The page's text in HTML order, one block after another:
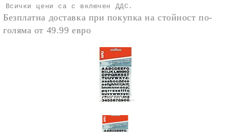
Всички цени са с включен ДДС.
Безплатна доставка при покупка на стойност по-
голяма от 49.99 евро